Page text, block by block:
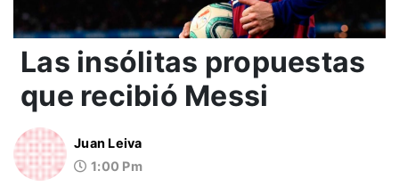
Las insólitas propuestas
que recibió Messi
Juan Leiva
1:00 Pm